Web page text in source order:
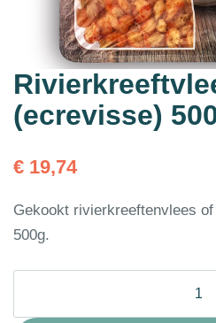
(ecrevisse)
€ 19,74
Gekookt rivierkreeftenvlees
500g.
500g